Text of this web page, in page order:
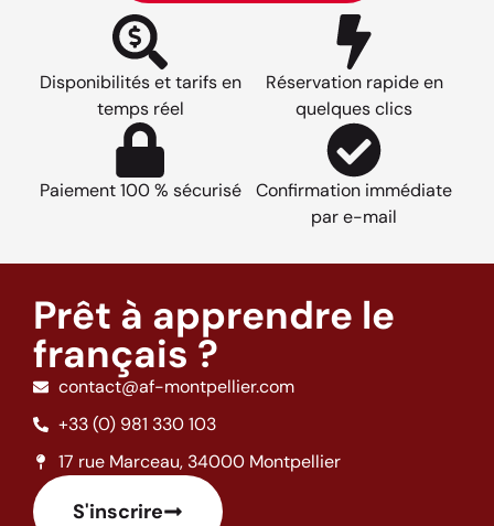
Disponibilités et tarifs en
temps réel
Réservation rapide en
quelques clics
Paiement 100 % sécurisé
Confirmation immédiate
par e-mail
Prêt à apprendre le
français ?
contact@af-montpellier.com
+33 (0) 981 330 103
17 rue Marceau, 34000 Montpellier
S'inscrire